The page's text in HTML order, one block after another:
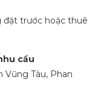
đặt trước hoặc thuê
cầu
Vũng Tàu, Phan